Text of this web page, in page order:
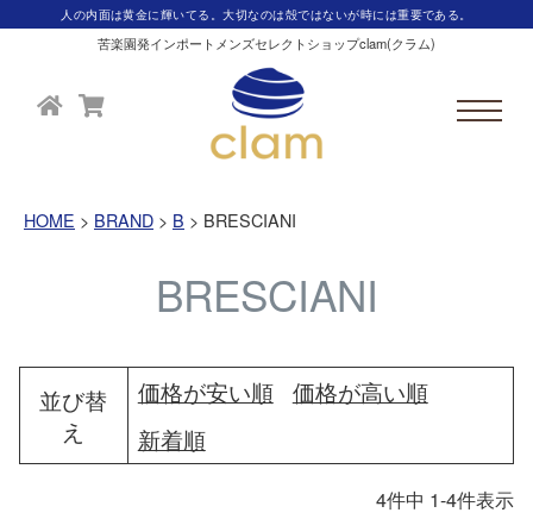
人の内面は黄金に輝いてる。大切なのは殻ではないが時には重要である。
苦楽園発インポートメンズセレクトショップclam(クラム)
HOME BRAND B BRESCIANI
BRESCIANI
並び替
え
価格が安い順
価格が高い順
新着順
4件中 1-4件表示